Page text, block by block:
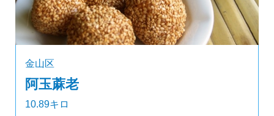
金山区
阿玉蔴老
10.89キロ